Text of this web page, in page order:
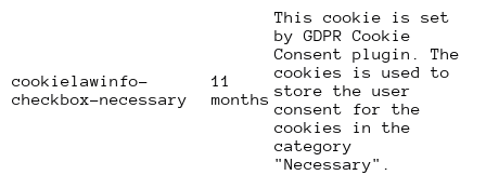
cookielawinfo-
checkbox-necessary
11
months
This cookie is set
by GDPR Cookie
Consent plugin. The
cookies is used to
store the user
consent for the
cookies in the
category
"Necessary".